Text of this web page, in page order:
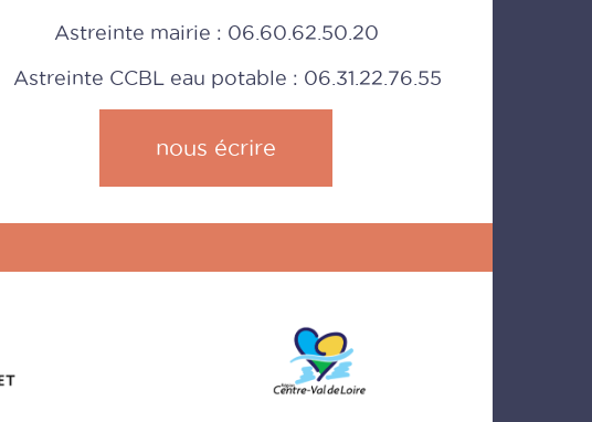
Astreinte mairie : 06.60.62.50.20
Astreinte CCBL eau potable : 06.31.22.76.55
nous écrire